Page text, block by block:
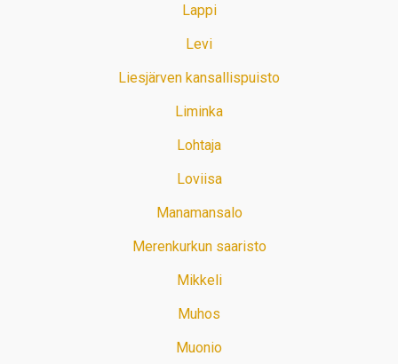
Lappi
Levi
Liesjärven kansallispuisto
Liminka
Lohtaja
Loviisa
Manamansalo
Merenkurkun saaristo
Mikkeli
Muhos
Muonio